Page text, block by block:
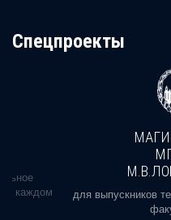
Cпецпроекты
в каждом
для выпускников